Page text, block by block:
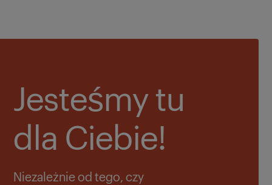
Jesteśmy tu
dla Ciebie!
Niezależnie od tego, czy